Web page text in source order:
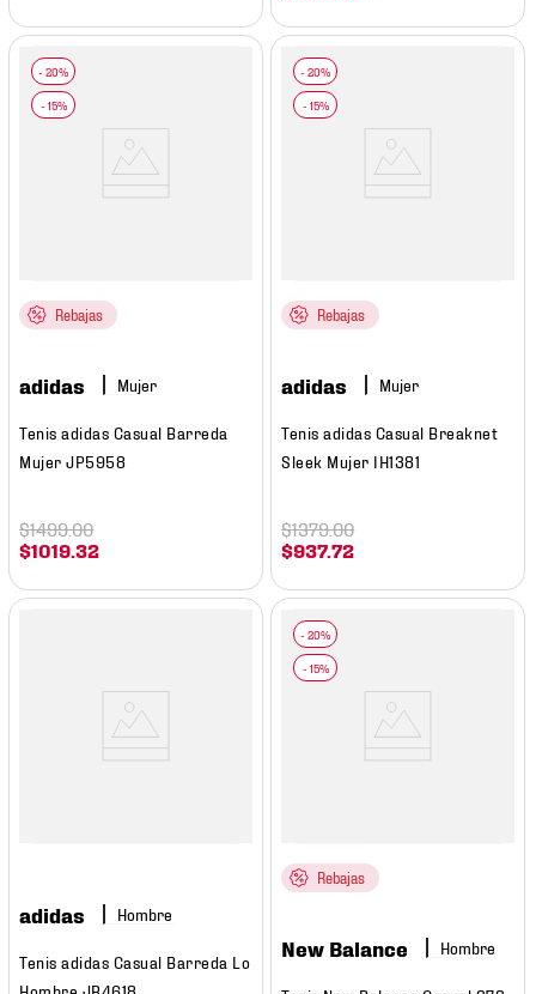
Rebajas
adidas Mujer
Tenis adidas Casual Barreda
Mujer JP5958
$1019 .32
$1499.00
Rebajas
adidas Mujer
Tenis adidas Casual Breaknet
Sleek Mujer IH1381
$937.72
$1379.00
adidas Hombre
Tenis adidas Casual Barreda Lo
Hombre JR4618
Rebajas
New Balance Hombre